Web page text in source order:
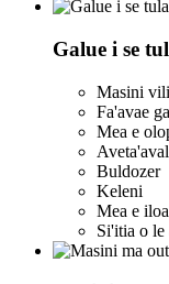
Galue i se
Masini vili
Fa'avae
Mea e
Buldozer
Keleni
Mea e
Si'itia o le